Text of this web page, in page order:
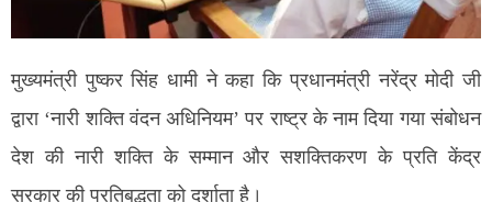
मुख्यमंत्री पुष्कर सिंह धामी ने कहा कि प्रधानमंत्री नरेंद्र मोदी जी
द्वारा ‘नारी शक्ति वंदन अधिनियम’ पर राष्ट्र के नाम दिया गया संबोधन
देश की नारी शक्ति के सम्मान और सशक्तिकरण के प्रति केंद्र
सरकार की प्रतिबद्धता को दर्शाता है।